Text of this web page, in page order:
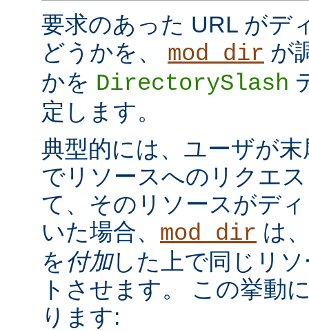
要求のあった URL がデ
どうかを、 mod_dir が
かを DirectorySlash
定します。
典型的には、ユーザが
でリソースへのリクエ
て、そのリソースがデ
いた場合、 mod_dir は
を付加した上で同じリ
トさせます。 この挙動
ります: